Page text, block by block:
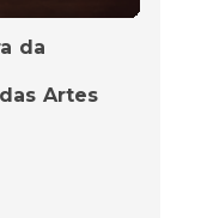
da
Artes